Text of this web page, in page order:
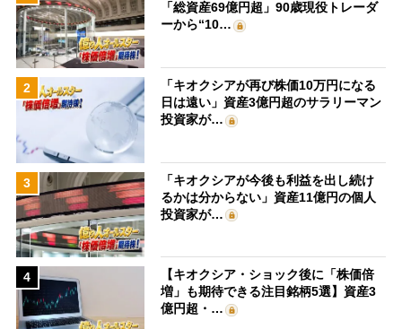
「総資産69億円超」90歳現役トレーダ
ーから“10…
2
「キオクシアが再び株価10万円になる
日は遠い」資産3億円超のサラリーマン
投資家が…
3
「キオクシアが今後も利益を出し続け
るかは分からない」資産11億円の個人
投資家が…
4
【キオクシア・ショック後に「株価倍
増」も期待できる注目銘柄5選】資産3
億円超・…